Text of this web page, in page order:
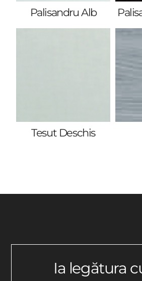
Palisandru Alb
Tesut Deschis
Ia legătura